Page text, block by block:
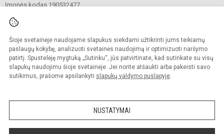
Šioje svetainėje naudojame slapukus siekdami užtikrinti jums teikiamų
paslaugų kokybę, analizuoti svetainės naudojimą ir optimizuoti naršymo
patirtį. Spustelėję mygtuką „Sutinku“, jūs patvirtinate, kad sutinkate su visų
slapukų naudojimu šioje svetainėje. Jei norite atšaukti arba pakeisti savo
sutikimus, prašome apsilankyti slapukų valdymo puslapyje.
NUSTATYMAI
Įmonės kodas 190532477
© 2023. Šiaulių Dainų progimnazija. Visos teisės saugomos.
Kopijuoti turinį be raštiško gimnazijos sutikimo griežtai draudžiama.
Prieinamumo paraiška Slapukų politika
Sumanus būdas atnaujinti